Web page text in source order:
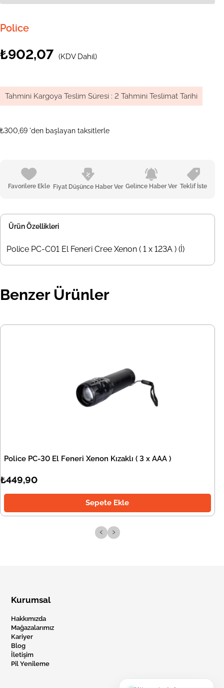
Police
₺902,07 (KDV Dahil)
Tahmini Kargoya Teslim Süresi : 2 Tahmini Teslimat Tarihi
₺300,69 'den başlayan taksitlerle
Favorilere Ekle Fiyat Düşünce Haber Ver Gelince Haber Ver Teklif İste
Ürün Özellikleri
Police PC-C01 El Feneri Cree Xenon ( 1 x 123A ) (İ)
Benzer Ürünler
Police PC-30 El Feneri Xenon Kızaklı ( 3 x AAA )
₺449,90
Sepete Ekle
‹ ›
Kurumsal
Hakkımızda
Mağazalarımız
Kariyer
Blog
İletişim
Pil Yenileme